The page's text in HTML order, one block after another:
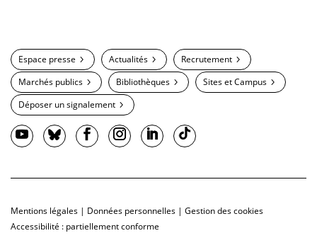
Espace presse Actualités
Recrutement
Marchés publics
Bibliothèques
Sites et Campus
Déposer un signalement
Mentions légales | Données personnelles | Gestion des cookies
Accessibilité : partiellement conforme